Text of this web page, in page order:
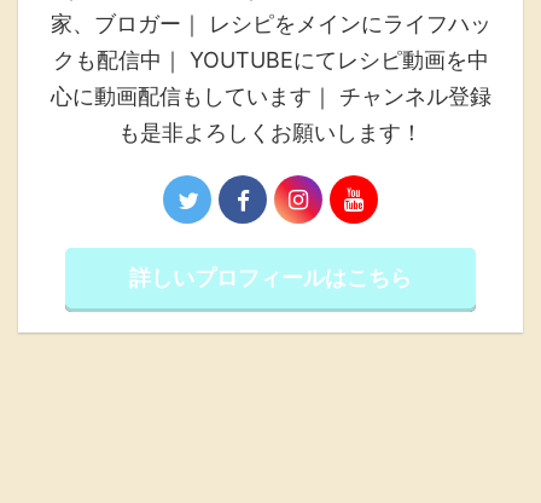
家、ブロガー｜ レシピをメインにライフハッ
クも配信中｜ YOUTUBEにてレシピ動画を中
心に動画配信もしています｜ チャンネル登録
も是非よろしくお願いします！
詳しいプロフィールはこちら